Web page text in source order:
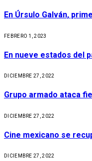
En Úrsulo Galván,
FEBRERO 1, 2023
En nueve estados del
DICIEMBRE 27, 2022
Grupo armado ataca
DICIEMBRE 27, 2022
Cine mexicano se
DICIEMBRE 27, 2022